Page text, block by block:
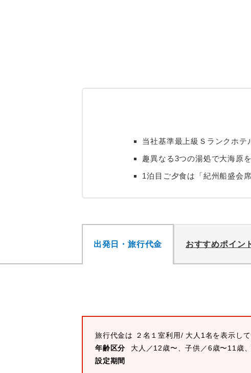
当社基準最上級Ｓランクホ
趣異なる3つの湯処で大海原
1泊目ご夕食は「紀州船盛会
出発日・旅行代金 おすすめポイン
旅行代金は ２名１室利用/ 大人1名を表示して
年齢区分
大人／12歳〜、子供／6歳〜11歳
設定期間